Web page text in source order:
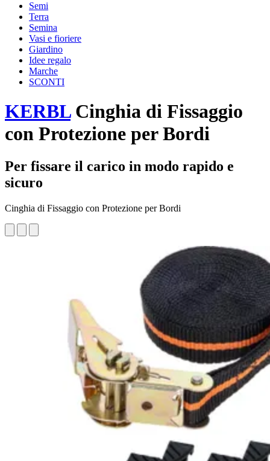
Semi
Terra
Semina
Vasi e fioriere
Giardino
Idee regalo
Marche
SCONTI
KERBLCinghia di Fissaggio
con Protezione per Bordi
Per fissare il carico in modo rapido e
sicuro
Cinghia di Fissaggio con Protezione per Bordi